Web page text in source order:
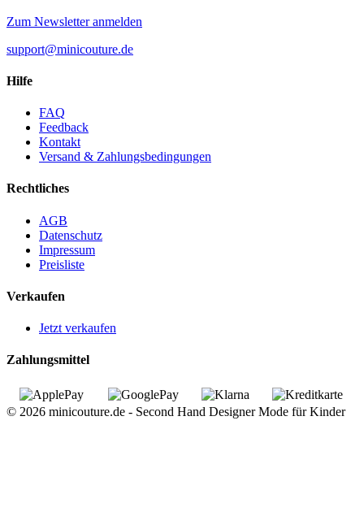
Zum Newsletter anmelden
support@minicouture.de
Hilfe
FAQ
Feedback
Kontakt
Versand & Zahlungsbedingungen
Rechtliches
AGB
Datenschutz
Impressum
Preisliste
Verkaufen
Jetzt verkaufen
Zahlungsmittel
© 2026 minicouture.de - Second Hand Designer Mode für Kinder